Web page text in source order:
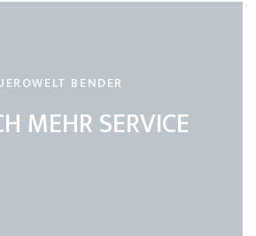
BENDER
MEHR SERVICE